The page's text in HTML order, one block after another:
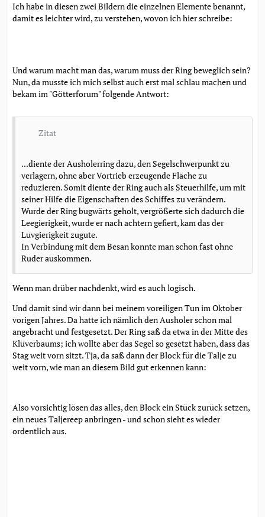
Ich habe in diesen zwei Bildern die einzelnen Elemente benannt,
damit es leichter wird, zu verstehen, wovon ich hier schreibe:
Und warum macht man das, warum muss der Ring beweglich sein?
Nun, da musste ich mich selbst auch erst mal schlau machen und
bekam im "Götterforum" folgende Antwort:
Zitat
...diente der Ausholerring dazu, den Segelschwerpunkt zu
verlagern, ohne aber Vortrieb erzeugende Fläche zu
reduzieren. Somit diente der Ring auch als Steuerhilfe, um mit
seiner Hilfe die Eigenschaften des Schiffes zu verändern.
Wurde der Ring bugwärts geholt, vergrößerte sich dadurch die
Leegierigkeit, wurde er nach achtern gefiert, kam das der
Luvgierigkeit zugute.
In Verbindung mit dem Besan konnte man schon fast ohne
Ruder auskommen.
Wenn man drüber nachdenkt, wird es auch logisch.
Und damit sind wir dann bei meinem voreiligen Tun im Oktober
vorigen Jahres. Da hatte ich nämlich den Ausholer schon mal
angebracht und festgesetzt. Der Ring saß da etwa in der Mitte des
Klüverbaums; ich wollte aber das Segel so gesetzt haben, dass das
Stag weit vorn sitzt. Tja, da saß dann der Block für die Talje zu
weit vorn, wie man an diesem Bild gut erkennen kann:
Also vorsichtig lösen das alles, den Block ein Stück zurück setzen,
ein neues Taljereep anbringen - und schon sieht es wieder
ordentlich aus.